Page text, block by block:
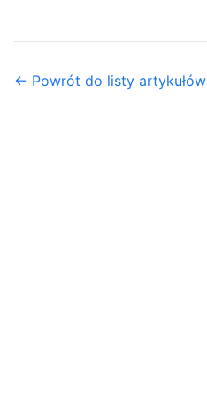
← Powrót do listy artykułów